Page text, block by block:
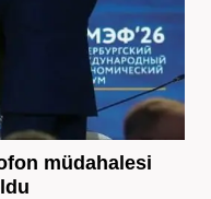
müdahalesi